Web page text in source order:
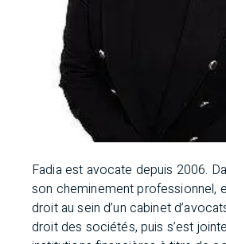
Fadia est avocate depuis 2006.
son cheminement professionnel,
droit au sein d’un cabinet
droit des sociétés, puis s’est